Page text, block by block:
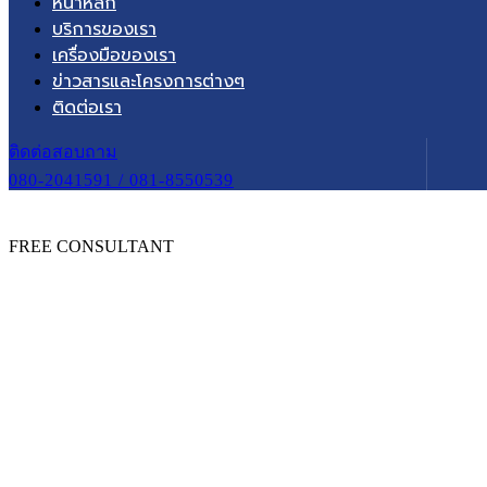
บริการของเรา
เครื่องมือของเรา
ข่าวสารและโครงการต่างๆ
ติดต่อเรา
ติดต่อสอบถาม
080-2041591 / 081-8550539
FREE CONSULTANT